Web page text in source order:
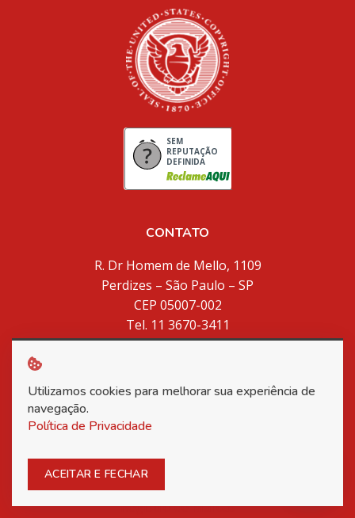
SEM
REPUTAÇÃO
DEFINIDA
CONTATO
R. Dr Homem de Mello, 1109
Perdizes – São Paulo – SP
CEP 05007-002
Tel. 11 3670-3411
Whatsapp: 11 94738-4249
NAVEGAÇÃO
Sobre Nós
Registro de Marcas
Utilizamos cookies para melhorar sua experiência de
navegação.
Política de Privacidade
ACEITAR E FECHAR